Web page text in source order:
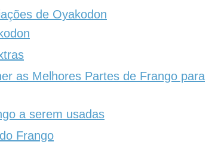
de Oyakodon
as Melhores Partes de Frango para
a serem usadas
Frango